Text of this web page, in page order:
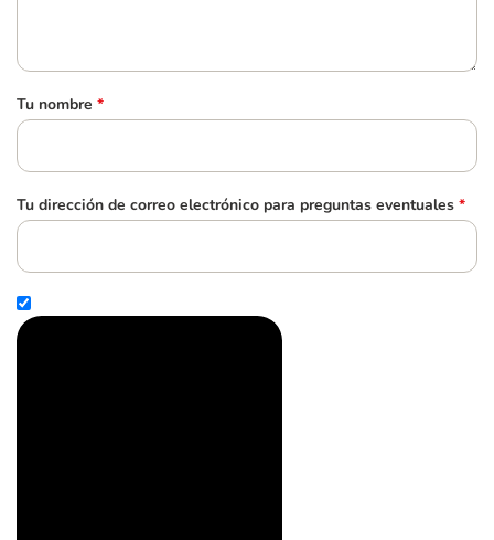
Tu nombre *
Tu dirección de correo electrónico para preguntas eventuales *